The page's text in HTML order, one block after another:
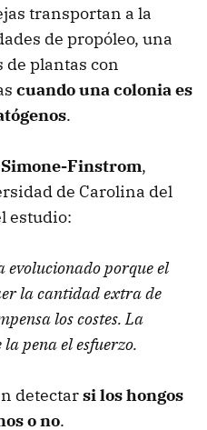
transportan a la
de propóleo, una
de plantas con
cuando una colonia es
.
Finstrom,
de Carolina del
estudio:
evolucionado porque el
la cantidad extra de
los costes. La
pena el esfuerzo.
detectarsi los hongos
o no.